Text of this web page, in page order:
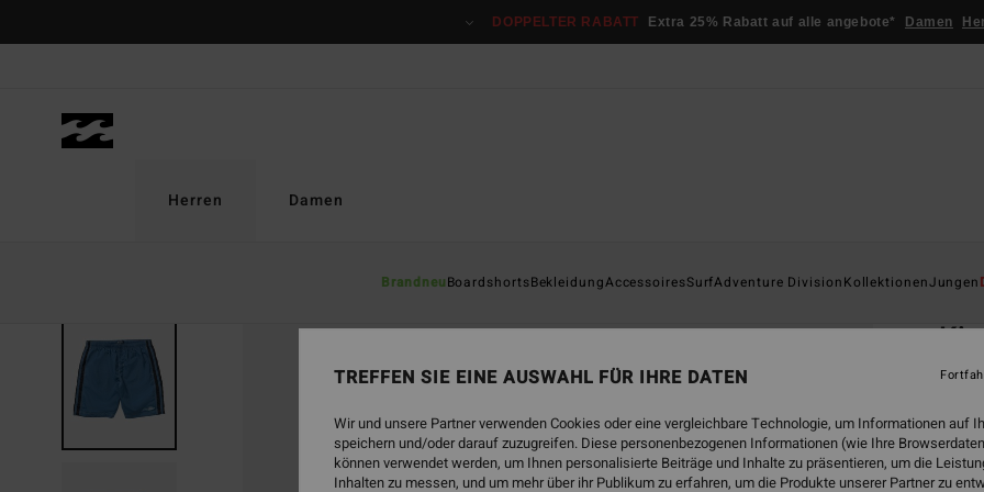
DOPPELTER RABATT Extra 25% Rabatt auf alle angebote* Damen
Herren
BrandneuBoardshortsBekleidungAccessoiresSurfAdventure DivisionKollektionenJungen
Damen
€
TREFFEN SIE EINE AUSWAHL FÜR IHRE DATEN
Wir und unsere Partner verwenden Cookies oder eine vergleichbare Technologie, um Informationen auf
speichern und/oder darauf zuzugreifen. Diese personenbezogenen Informationen (wie Ihre
können verwendet werden, um Ihnen personalisierte Beiträge und Inhalte zu präsentieren, um die
Inhalten zu messen, und um mehr über ihr Publikum zu erfahren, um die Produkte unserer Partner zu